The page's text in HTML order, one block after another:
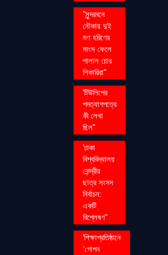
''সুন্দরবনে
নৌকায় দুই
মণ হরিণের
মাংস ফেলে
পালাল চোর
শিকারিরা''
'টিউলিপের
পদত্যাগপত্রে
কী লেখা
ছিল''
'ঢাকা
বিশ্ববিদ্যালয়
কেন্দ্রীয়
ছাত্র সংসদ
নির্বাচন:
একটি
বিশ্লেষণ''
'শিক্ষাপ্রতিষ্ঠানে
‘গোপন